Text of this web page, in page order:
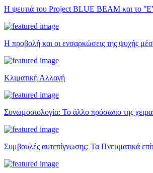
Η ψευτιά του Project BLUE BEAM και το
Η προβολή και οι ενσαρκώσεις της ψυχής
Κλιματική Αλλαγή
Συνωμοσιολογία: Το άλλο πρόσωπο της
Συμβουλές αυτεπίγνωσης: Τα Πνευματικά